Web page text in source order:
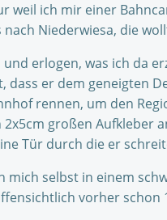
ich mir einer
Niederwiesa, die
erlogen, was ich da
er dem geneigten
rennen, um den
2x5cm großen
Tür durch die er
mich selbst in einem
vorher